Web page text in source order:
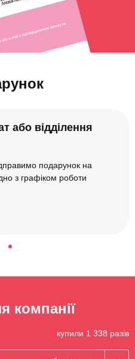
або відділення
подарунок на
з графіком роботи
компанії
купили 1 338 разів